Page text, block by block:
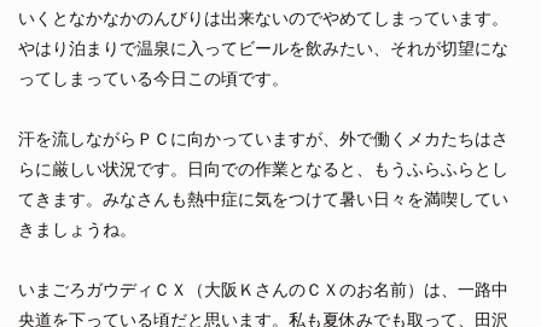
いくとなかなかのんびりは出来ないのでやめてしまっています。
やはり泊まりで温泉に入ってビールを飲みたい、それが切望にな
ってしまっている今日この頃です。
汗を流しながらＰＣに向かっていますが、外で働くメカたちはさ
らに厳しい状況です。日向での作業となると、もうふらふらとし
てきます。みなさんも熱中症に気をつけて暑い日々を満喫してい
きましょうね。
いまごろガウディＣＸ（大阪ＫさんのＣＸのお名前）は、一路中
央道を下っている頃だと思います。私も夏休みでも取って、田沢